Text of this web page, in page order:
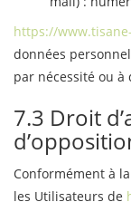
https://
données
par nécessité ou à
7.3 Droit
Conformément à
les Utilisateurs de